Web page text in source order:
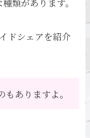
ドシェアを紹介
ありますよ。